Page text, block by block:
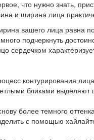
что нужно знать,
и ширина лица
вашего лица равна
подчеркнуть
сердечком
контурирования
бликами выделяют
более темного
с помощью